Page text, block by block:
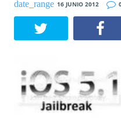
16 JUNIO 2012